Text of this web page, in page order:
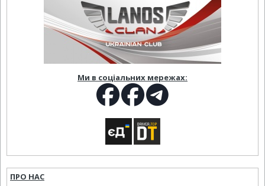
Ми в соціальних мережах:
ПРО НАС